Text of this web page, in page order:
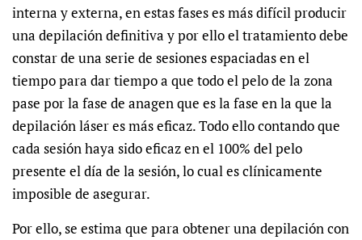
interna y externa, en estas fases es más difícil producir
una depilación definitiva y por ello el tratamiento debe
constar de una serie de sesiones espaciadas en el
tiempo para dar tiempo a que todo el pelo de la zona
pase por la fase de anagen que es la fase en la que la
depilación láser es más eficaz.Todo ello contando que
cada sesión haya sido eficaz en el 100% del pelo
presente el día de la sesión, lo cual es clínicamente
imposible de asegurar.
Por ello, se estima que para obtener una depilación con